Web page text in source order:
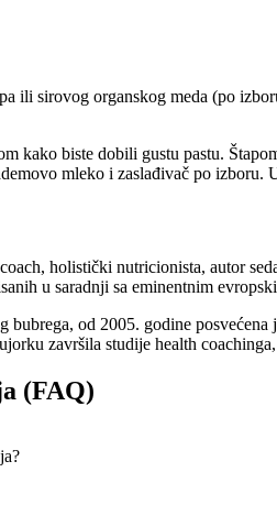
ili sirovog organskog meda (po
kako biste dobili gustu pastu.
mleko i zaslađivač po izboru.
holistički nutricionista, autor
u saradnji sa eminentnim
od 2005. godine
završila studije health
(FAQ)